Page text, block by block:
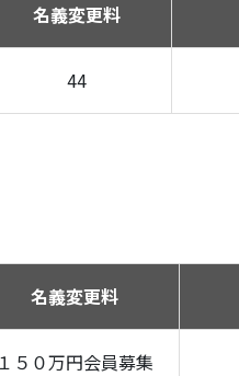
名義変更料
44
名義変更料
１５０万円会員募集